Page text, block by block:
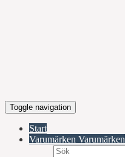
Toggle navigation
Start
Varumärken Varumärken